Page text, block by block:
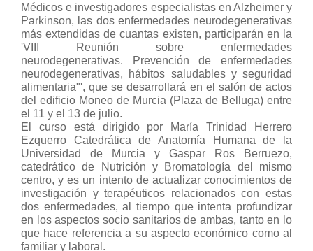
Médicos e investigadores especialistas en Alzheimer y
Parkinson, las dos enfermedades neurodegenerativas
más extendidas de cuantas existen, participarán en la
'VIII Reunión sobre enfermedades
neurodegenerativas. Prevención de enfermedades
neurodegenerativas, hábitos saludables y seguridad
alimentaria"', que se desarrollará en el salón de actos
del edificio Moneo de Murcia (Plaza de Belluga) entre
el 11 y el 13 de julio.
El curso está dirigido por María Trinidad Herrero
Ezquerro Catedrática de Anatomía Humana de la
Universidad de Murcia y Gaspar Ros Berruezo,
catedrático de Nutrición y Bromatología del mismo
centro, y es un intento de actualizar conocimientos de
investigación y terapéuticos relacionados con estas
dos enfermedades, al tiempo que intenta profundizar
en los aspectos socio sanitarios de ambas, tanto en lo
que hace referencia a su aspecto económico como al
familiar y laboral.